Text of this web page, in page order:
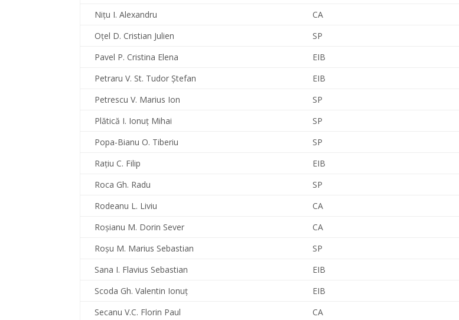
Niţu I. Alexandru
CA
Oţel D. Cristian Julien
SP
Pavel P. Cristina Elena
EIB
Petraru V. St. Tudor Ştefan
EIB
Petrescu V. Marius Ion
SP
Plătică I. Ionuţ Mihai
SP
Popa-Bianu O. Tiberiu
SP
Raţiu C. Filip
EIB
Roca Gh. Radu
SP
Rodeanu L. Liviu
CA
Roşianu M. Dorin Sever
CA
Roşu M. Marius Sebastian
SP
Sana I. Flavius Sebastian
EIB
Scoda Gh. Valentin Ionuţ
EIB
Secanu V.C. Florin Paul
CA